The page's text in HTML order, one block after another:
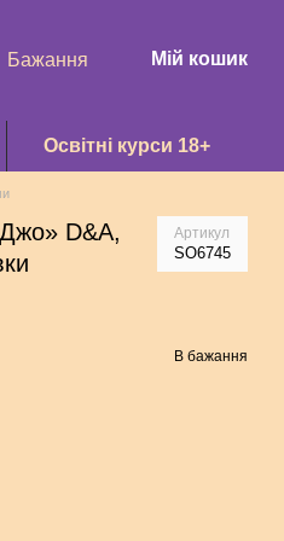
Бажання Мій кошик
Освітні курси 18+
D&A,
Артикул
SO6745
В бажання